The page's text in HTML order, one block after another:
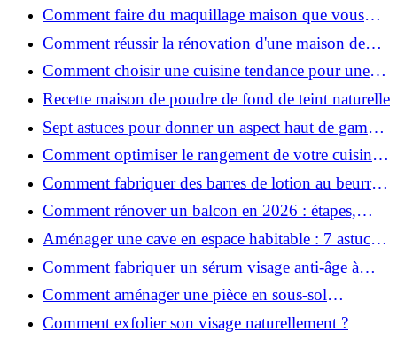
habitat sain et performant ?
Comment faire du maquillage maison que vous
utiliserez vraiment ?
Comment réussir la rénovation d'une maison de
ville en 2026 ?
Comment choisir une cuisine tendance pour une
rénovation en 2026 ?
Recette maison de poudre de fond de teint naturelle
Sept astuces pour donner un aspect haut de gamme
à votre cuisine
Comment optimiser le rangement de votre cuisine
et gagner de la place ?
Comment fabriquer des barres de lotion au beurre
de karité ?
Comment rénover un balcon en 2026 : étapes,
budget et matériaux ?
Aménager une cave en espace habitable : 7 astuces
essentielles
Comment fabriquer un sérum visage anti-âge à
l'huile de rose musquée ?
Comment aménager une pièce en sous-sol
efficacement ?
Comment exfolier son visage naturellement ?